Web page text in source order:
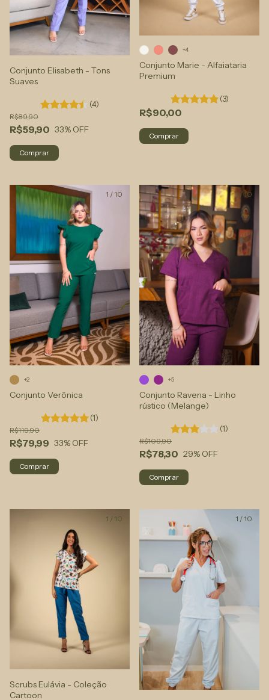
Conjunto Elisabeth - Tons
Suaves
(4)
R$59,90
R$89,90
33% OFF
Comprar
Conjunto Marie - Alfaiataria
Premium
(3)
R$90,00
+4
Comprar
1 /10
Conjunto Verônica
(1)
R$79,99
R$119,90
33% OFF
+2
Comprar
1 /10
Conjunto Ravena - Linho
rústico (Melange)
(1)
R$78,30
R$109,90
29% OFF
+5
Comprar
1 / 10
Scrubs Eulávia - Coleção
Cartoon
1 /10